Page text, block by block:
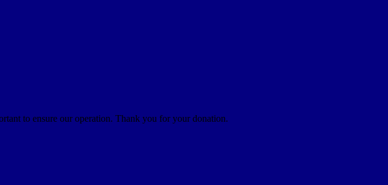
to ensure our operation. Thank you for your donation.